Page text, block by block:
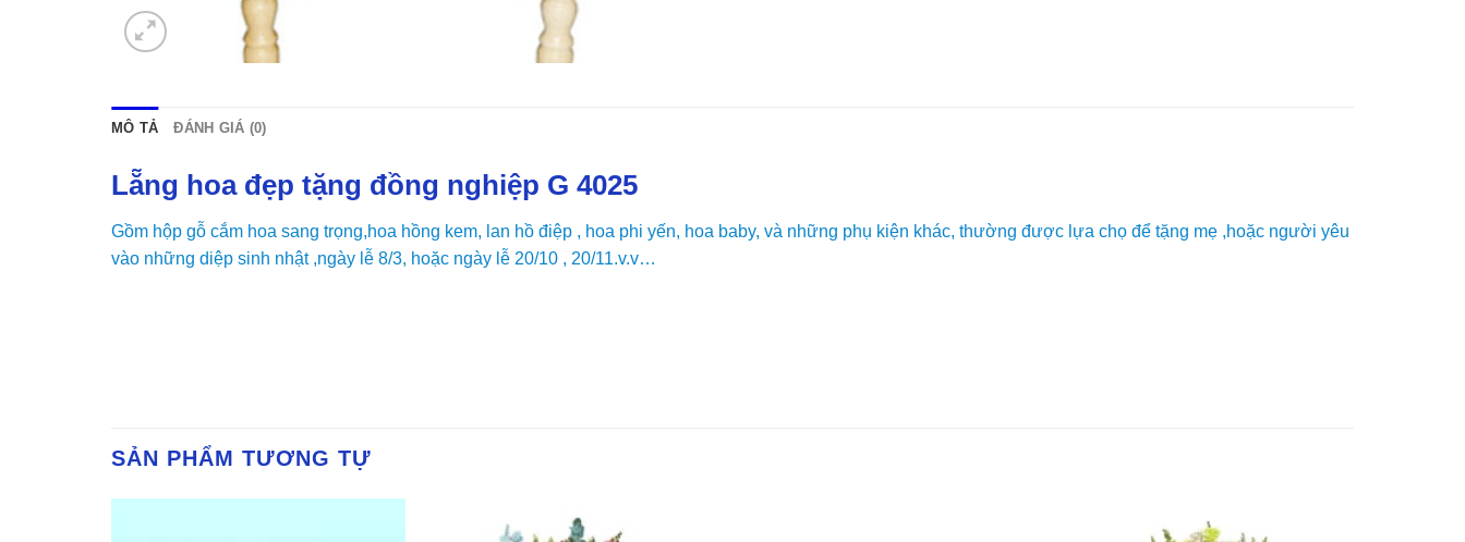
MÔ TẢ ĐÁNH GIÁ (0)
Lẵng hoa đẹp tặng đồng nghiệp G 4025
Gồm hộp gỗ cắm hoa sang trọng,hoa hồng kem, lan hồ điệp , hoa phi yến, hoa baby, và những phụ kiện khác, thường được lựa chọ để tặng mẹ ,hoặc người yêu
vào những diệp sinh nhật ,ngày lễ 8/3, hoặc ngày lễ 20/10 , 20/11.v.v…
SẢN PHẨM TƯƠNG TỰ